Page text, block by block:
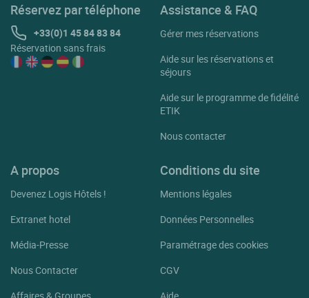
Porte Puymorens
Prades
Sahorre
Saillagouse
Saleilles
Serralongue
Réservez par téléphone
+33(0)1 45 84 83 84
Réservation sans frais
Assistance & FAQ
Gérer mes réservations
Aide sur les réservations et
séjours
Aide sur le programme de fidélité
ETIK
Nous contacter
A propos
Devenez Logis Hôtels !
Extranet hotel
Média-Presse
Nous Contacter
Conditions du site
Mentions légales
Données Personnelles
Paramétrage des cookies
CGV